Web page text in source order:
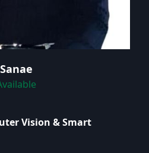
Sanae
Vision & Smart